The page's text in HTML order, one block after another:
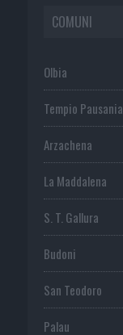
COMUNI
Olbia
Tempio Pausania
Arzachena
La Maddalena
S. T. Gallura
Budoni
San Teodoro
Palau